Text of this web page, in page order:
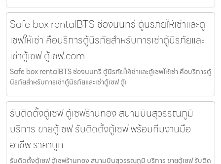
Safe box rentalBTS ช่องนนทรี ตู้นิรภัยให้เช่าและตู้
เซฟให้เช่า คือบริการตู้นิรภัยสำหรับการเช่าตู้นิรภัยและ
เช่าตู้เซฟ ตู้เซฟ.com
Safe box rentalBTS ช่องนนทรี ตู้นิรภัยให้เช่าและตู้เซฟให้เช่า คือบริการตู้
นิรภัยสำหรับการเช่าตู้นิรภัยและเช่าตู้เซฟ ตู้เ
รับติดตั้งตู้เซฟ ตู้เซฟร้านทอง สนามบินสุวรรณภูมิ
บริการ ขายตู้เซฟ รับติดตั้งตู้เซฟ พร้อมทีมงานมือ
อาชีพ ราคาถูก
รับติดตั้งตู้เซฟ ตู้เซฟร้านทอง สนามบินสุวรรณภูมิ บริการ ขายตู้เซฟ รับติด